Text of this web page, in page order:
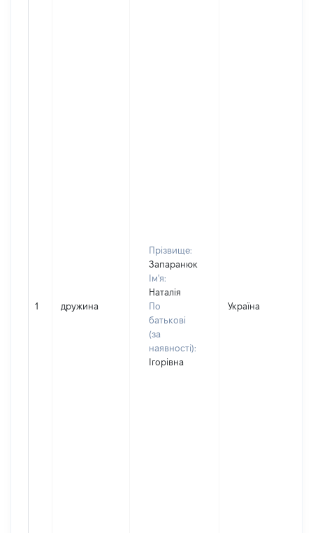
1 дружина
Прізвище:
Запаранюк
Ім'я:
Наталія
По
батькові
(за
наявності):
Ігорівна
Україна